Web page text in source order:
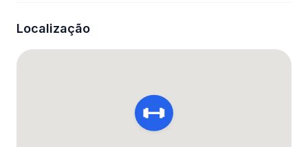
Localização